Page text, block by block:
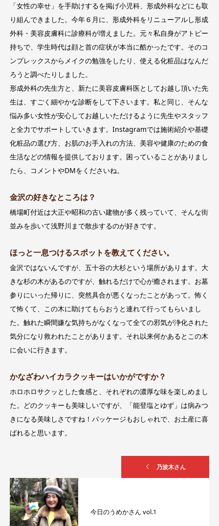
「女性の幸せ」を手助けするを掲げ小児科、形成外科などにも取
り組んできました。今年６月に、形成外科をリニューアルし形成
外科・美容皮膚科に診療科が増えました。元々私自身がアトピー
持ちで、学生時代は顔と首の症状が本当に酷かったです。そのコ
ンプレックスからメイクの勉強をしたり、使える化粧品はなんだ
ろうと調べたりしました。
形成外科の先生方と、新たに美容皮膚科医としてお越し頂いた先
生は、すごく細やかな診断をして下さいます。私と同じ、そんな
悩み多い女性が安心してお越しいただけるように先生やスタッフ
と全力でサポートしていきます。Instagramでは施術紹介や基礎
化粧品の選び方、お肌のお手入れの方法、美容や健康のための食
生活などの情報を提供しております。困っていることがありまし
たら、コメントやDMをくださいね。
金沢の好きなところは？
橋場町付近は大正や昭和の古い建物が多く残っていて、そんな街
並みを歩いて浅野川まで散歩するのが好きです。
ほっと一息つけるスポットを教えてください。
金沢ではないんですが、五十谷の大杉という場所があります。大
きな杉の木があるのですが、触れるだけで心が癒されます。お墓
参りにいった帰りに、突然具合が悪くなったことがあって。怖く
て怖くて、この木に助けてもらおうと連れて行ってもらいまし
た。触れた瞬間嫌な気持ちがなくなって全ての邪気が浄化された
気分になり救われたことがあります。それ以来何かあるとこの木
に会いに行きます。
かなざわハイカラクッキーはいかがですか？
ホロホロサクッとした食感と、それぞれの濃厚な味を楽しめまし
た。どのクッキーも美味しいですが、「能登塩とゆず」は病みつ
きになる美味しさですね！パッケージもおしゃれで、お土産に喜
ばれると思います。
乃波木さん
今日のうめかさん vol.1